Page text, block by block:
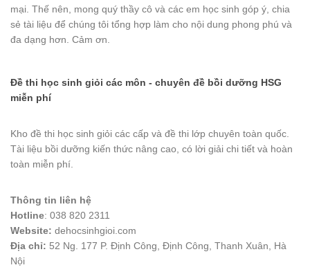
mại. Thế nên, mong quý thầy cô và các em học sinh góp ý, chia
sẻ tài liệu để chúng tôi tổng hợp làm cho nội dung phong phú và
đa dạng hơn. Cảm ơn.
Đề thi học sinh giỏi các môn - chuyên đề bồi dưỡng HSG
miễn phí
Kho đề thi học sinh giỏi các cấp và đề thi lớp chuyên toàn quốc.
Tài liệu bồi dưỡng kiến thức nâng cao, có lời giải chi tiết và hoàn
toàn miễn phí.
Thông tin liên hệ
Hotline: 038 820 2311
Website: dehocsinhgioi.com
Địa chỉ: 52 Ng. 177 P. Định Công, Định Công, Thanh Xuân, Hà
Nội